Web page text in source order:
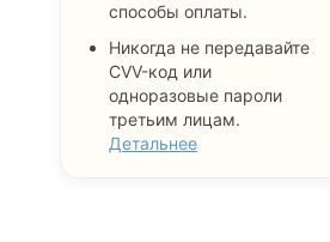
способы оплаты.
Никогда не передавайте
CVV-код или
одноразовые пароли
третьим лицам.
Детальнее